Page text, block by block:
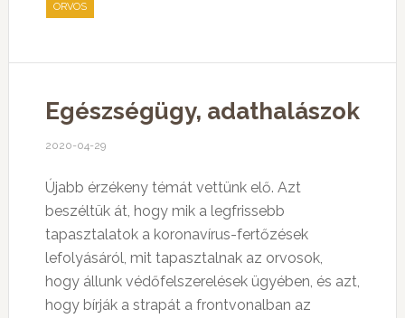
ORVOS
Egészségügy, adathalászok
2020-04-29
Újabb érzékeny témát vettünk elő. Azt
beszéltük át, hogy mik a legfrissebb
tapasztalatok a koronavírus-fertőzések
lefolyásáról, mit tapasztalnak az orvosok,
hogy állunk védőfelszerelések ügyében, és azt,
hogy bírják a strapát a frontvonalban az